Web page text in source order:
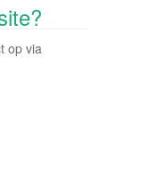
op via